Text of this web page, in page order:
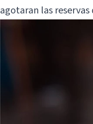
agotaran las